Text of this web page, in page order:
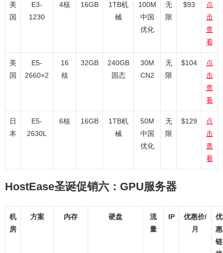
美
国
E3-
1230
4核 16GB
1TB机
械
100M
中国
优化
无
限
$93
点
击
查
看
美
国
E5-
2660×2
16
核
32GB
240GB
固态
30M
CN2
无
限
$104
点
击
查
看
日
本
E5-
2630L
6核 16GB
1TB机
械
50M
中国
优化
无
限
$129
点
击
查
看
HostEase圣诞促销六：GPU服务器
机
房
方案 内存 硬盘
流
量
IP
优惠价/
月
优
惠
链